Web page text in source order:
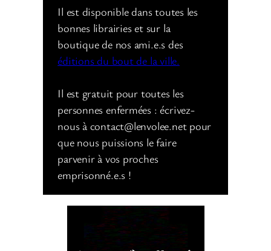
Il est disponible dans toutes les
bonnes librairies et sur la
boutique de nos ami.e.s des
éditions du bout de la ville.
Il est gratuit pour toutes les
personnes enfermées : écrivez-
nous à contact@lenvolee.net pour
que nous puissions le faire
parvenir à vos proches
emprisonné.e.s !